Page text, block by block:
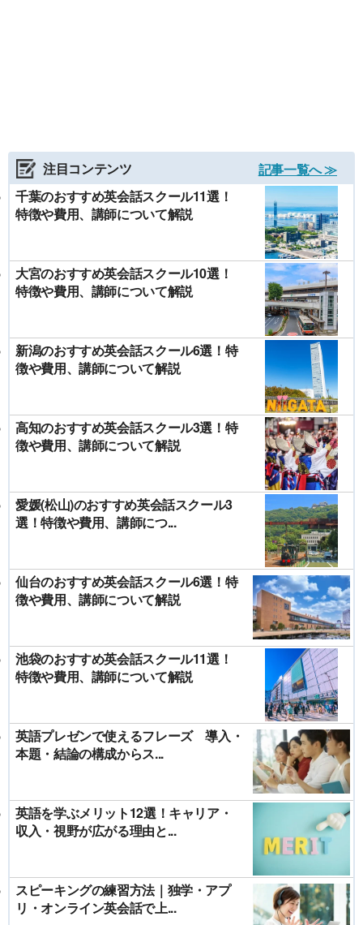
注目コンテンツ
記事一覧へ ≫
千葉のおすすめ英会話スクール11選！
特徴や費用、講師について解説
大宮のおすすめ英会話スクール10選！
特徴や費用、講師について解説
新潟のおすすめ英会話スクール6選！特
徴や費用、講師について解説
高知のおすすめ英会話スクール3選！特
徴や費用、講師について解説
愛媛(松山)のおすすめ英会話スクール3
選！特徴や費用、講師につ...
仙台のおすすめ英会話スクール6選！特
徴や費用、講師について解説
池袋のおすすめ英会話スクール11選！
特徴や費用、講師について解説
英語プレゼンで使えるフレーズ 導入・
本題・結論の構成からス...
英語を学ぶメリット12選！キャリア・
収入・視野が広がる理由と...
スピーキングの練習方法｜独学・アプ
リ・オンライン英会話で上...